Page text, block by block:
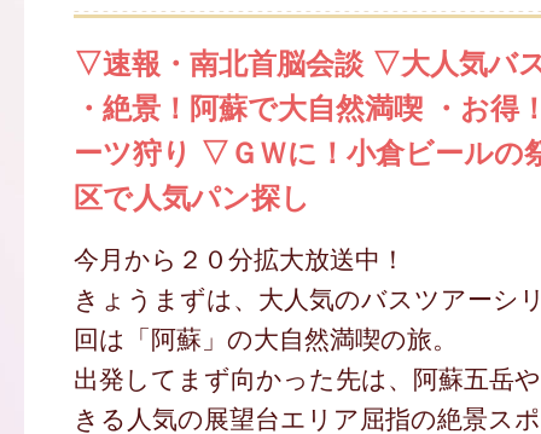
▽速報・南北首脳会談 ▽大人気バ
・絶景！阿蘇で大自然満喫 ・お得
ーツ狩り ▽ＧＷに！小倉ビールの
区で人気パン探し
今月から２０分拡大放送中！
きょうまずは、大人気のバスツアーシ
回は「阿蘇」の大自然満喫の旅。
出発してまず向かった先は、阿蘇五岳
きる人気の展望台エリア屈指の絶景ス